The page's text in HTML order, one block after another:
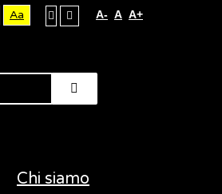
Aa A- A A+
Chi siamo